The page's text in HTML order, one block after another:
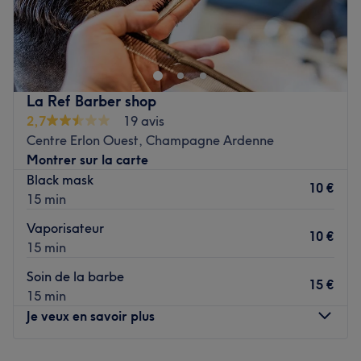
beauté.
les spécialités de l'établissement : la beauté des mains et
des pieds, maquillage permanent.
Voir le salon
Voir le salon
La Ref Barber shop
2,7
19 avis
Centre Erlon Ouest, Champagne Ardenne
Montrer sur la carte
Black mask
15 min
10 €
Vaporisateur
15 min
10 €
Soin de la barbe
15 min
15 €
Je veux en savoir plus